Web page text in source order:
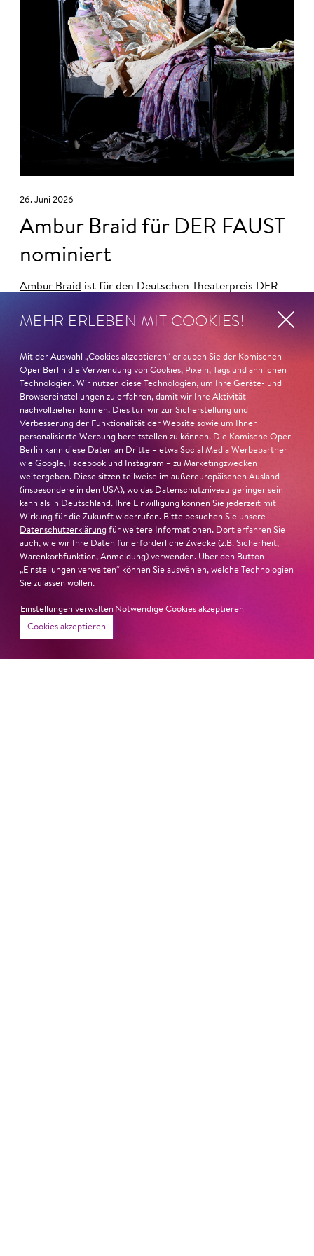
26. Juni 2026
Ambur Braid für DER FAUST
nominiert
Ambur Braid ist für den Deutschen Theaterpreis DER
Musiktheater«. Ihr eindrucksvolles Rollendebüt als
Macbeth von Mzensk sei jederzeit authentisch, ziehe das
Publikum in ihren Bann, fordere zum Miterleben und
Mitleiden heraus – niemand im Saal bliebe teilnahmslos
zurück, lobt die Jury Ambur Braids stimmliche Wucht
und ihre starke Bühnenpräsenz:
»In dem überwältigenden Farbenreichtum ihres Spiels
sind Auflehnung und Verletzlichkeit ebenso nachfühlbar
wie die verzweifelte Einsamkeit ihrer Figur.«Jury-
Begründung
MEHR ERLEBEN MIT COOKIES!
Mit der Auswahl „Cookies akzeptieren“ erlauben Sie der Komischen
Oper Berlin die Verwendung von Cookies, Pixeln, Tags und ähnlichen
Technologien. Wir nutzen diese Technologien, um Ihre Geräte- und
Browsereinstellungen zu erfahren, damit wir Ihre Aktivität
nachvollziehen können. Dies tun wir zur Sicherstellung und
Verbesserung der Funktionalität der Website sowie um Ihnen
personalisierte Werbung bereitstellen zu können. Die Komische Oper
Berlin kann diese Daten an Dritte – etwa Social Media Werbepartner
wie Google, Facebook und Instagram – zu Marketingzwecken
weitergeben. Diese sitzen teilweise im außereuropäischen Ausland
(insbesondere in den USA), wo das Datenschutzniveau geringer sein
kann als in Deutschland. Ihre Einwilligung können Sie jederzeit mit
Wirkung für die Zukunft widerrufen. Bitte besuchen Sie unsere
Datenschutzerklärung für weitere Informationen. Dort erfahren Sie
auch, wie wir Ihre Daten für erforderliche Zwecke (z.B. Sicherheit,
Warenkorbfunktion, Anmeldung) verwenden. Über den Button
„Einstellungen verwalten“ können Sie auswählen, welche Technologien
Sie zulassen wollen.
Einstellungen verwalten Notwendige Cookies akzeptieren
Cookies akzeptieren